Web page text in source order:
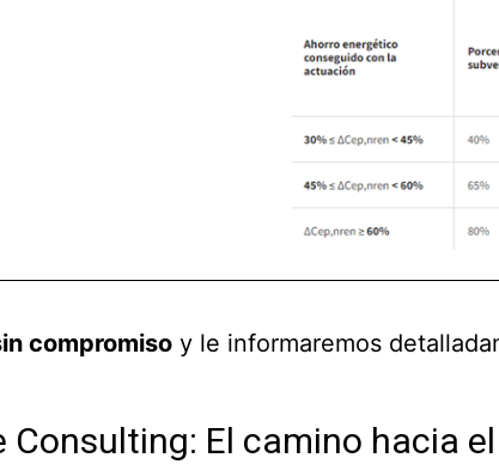
compromisoy le informaremos
Consulting: El camino hacia